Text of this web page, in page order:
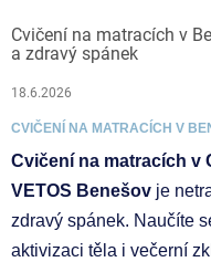
Cvičení na matracích v
a zdravý spánek
18.6.2026
CVIČENÍ NA MATRACÍCH V
Cvičení na matracích v
VETOS Benešov je
zdravý spánek. Naučíte
aktivizaci těla i večerní